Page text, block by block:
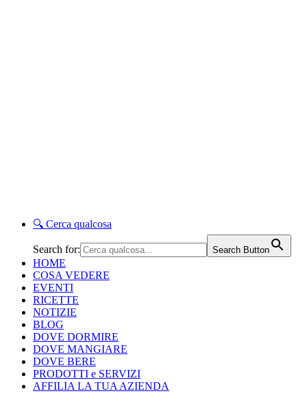
🔍 Cerca qualcosa
Search for: Search Button
HOME
COSA VEDERE
EVENTI
RICETTE
NOTIZIE
BLOG
DOVE DORMIRE
DOVE MANGIARE
DOVE BERE
PRODOTTI e SERVIZI
AFFILIA LA TUA AZIENDA